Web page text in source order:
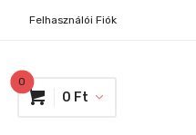
Felhasználói Fiók
0
0 Ft